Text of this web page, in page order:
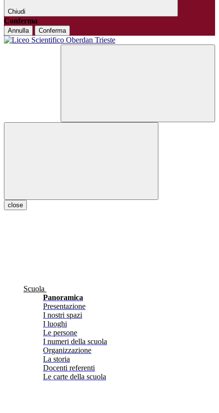
Chiudi
Conferma
Annulla Conferma
close
Scuola
Panoramica
Presentazione
I nostri spazi
I luoghi
Le persone
I numeri della scuola
Organizzazione
La storia
Docenti referenti
Le carte della scuola